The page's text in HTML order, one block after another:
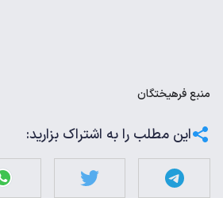
منبعفرهیختگان
این مطلب را به اشتراک بزارید: